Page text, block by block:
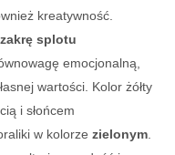
kreatywność.
splotu
emocjonalną,
wartości. Kolor żółty
i słońcem
w kolorze zielonym